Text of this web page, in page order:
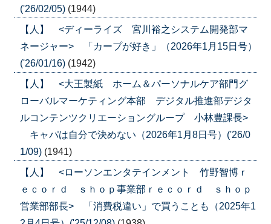
('26/02/05) (1944)
【人】 <ディーライズ 宮川裕之システム開発部マ
ネージャー> 「カープが好き」（2026年1月15日号）
('26/01/16) (1942)
【人】 <大王製紙 ホーム＆パーソナルケア部門グ
ローバルマーケティング本部 デジタル推進部デジタ
ルコンテンツクリエーショングループ 小林豊課長>
キャパは自分で決めない（2026年1月8日号）('26/0
1/09) (1941)
【人】 <ローソンエンタテインメント 竹野智博ｒ
ｅｃｏｒｄ ｓｈｏｐ事業部ｒｅｃｏｒｄ ｓｈｏｐ
営業部部長> 「消費税違い」で買うことも（2025年1